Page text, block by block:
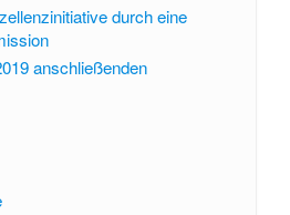
durch eine
anschließenden